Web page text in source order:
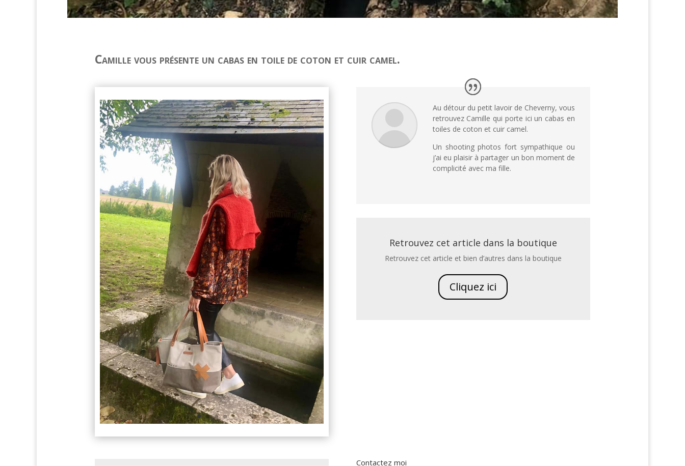
Camille vous présente un cabas en toile de coton et cuir camel.
Au détour du petit lavoir de Cheverny, vous
retrouvez Camille qui porte ici un cabas en
toiles de coton et cuir camel.
Un shooting photos fort sympathique ou
j’ai eu plaisir à partager un bon moment de
complicité avec ma fille.
Retrouvez cet article dans la boutique
Retrouvez cet article et bien d’autres dans la boutique
Cliquez ici
Contactez moi